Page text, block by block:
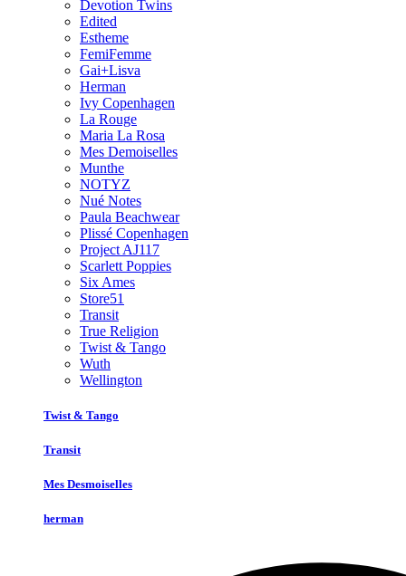
Devotion Twins
Edited
Estheme
FemiFemme
Gai+Lisva
Herman
Ivy Copenhagen
La Rouge
Maria La Rosa
Mes Demoiselles
Munthe
NOTYZ
Nué Notes
Paula Beachwear
Plissé Copenhagen
Project AJ117
Scarlett Poppies
Six Ames
Store51
Transit
True Religion
Twist & Tango
Wuth
Wellington
Twist & Tango
Transit
Mes Desmoiselles
herman